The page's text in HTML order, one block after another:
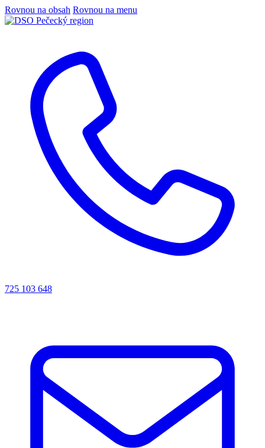
Rovnou na obsah Rovnou na menu
725 103 648